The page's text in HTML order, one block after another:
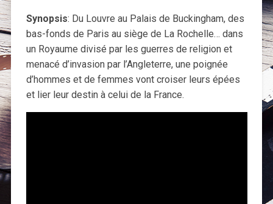
Synopsis: Du Louvre au Palais de Buckingham, des
bas-fonds de Paris au siège de La Rochelle… dans
un Royaume divisé par les guerres de religion et
menacé d’invasion par l’Angleterre, une poignée
d’hommes et de femmes vont croiser leurs épées
et lier leur destin à celui de la France.